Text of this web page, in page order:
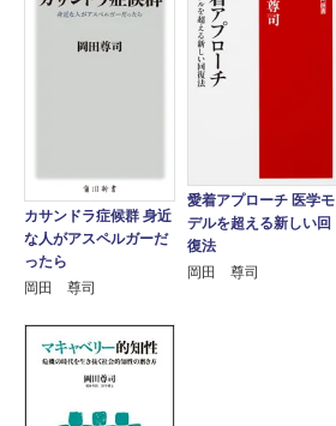
カサンドラ症候群 身近
な人がアスペルガーだ
ったら
岡田 尊司
愛着アプローチ 医学モ
デルを超える新しい回
復法
岡田 尊司